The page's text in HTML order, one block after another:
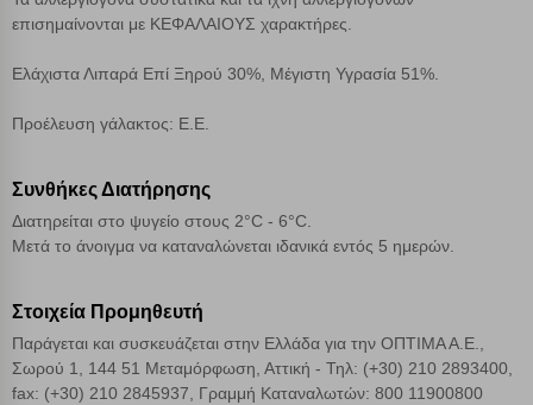
επισημαίνονται με ΚΕΦΑΛΑΙΟΥΣ χαρακτήρες.
Ελάχιστα Λιπαρά Επί Ξηρού 30%, Μέγιστη Υγρασία 51%.
Προέλευση γάλακτος: Ε.Ε.
Συνθήκες Διατήρησης
Διατηρείται στο ψυγείο στους 2°C - 6°C.
Μετά το άνοιγμα να καταναλώνεται ιδανικά εντός 5 ημερών.
Στοιχεία Προμηθευτή
Παράγεται και συσκευάζεται στην Ελλάδα για την ΟΠΤΙΜΑ Α.Ε.,
Σωρού 1, 144 51 Μεταμόρφωση, Αττική - Τηλ: (+30) 210 2893400,
fax: (+30) 210 2845937, Γραμμή Καταναλωτών: 800 11900800